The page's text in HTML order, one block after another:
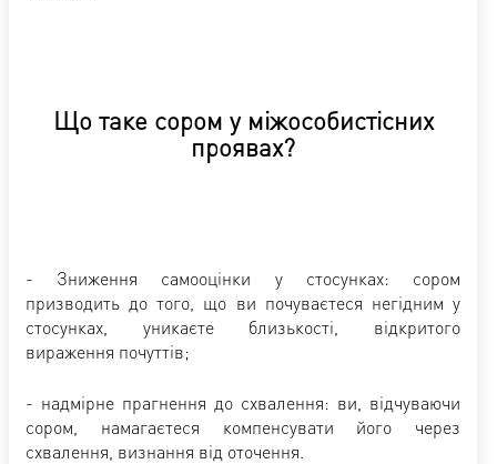
Що таке сором у міжособистісних
проявах?
- Зниження самооцінки у стосунках: сором
призводить до того, що ви почуваєтеся негідним у
стосунках, уникаєте близькості, відкритого
вираження почуттів;
- надмірне прагнення до схвалення: ви, відчуваючи
сором, намагаєтеся компенсувати його через
схвалення, визнання від оточення.